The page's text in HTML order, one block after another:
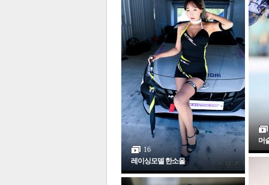
포토갤러리
16
레이싱모델 한소울
머